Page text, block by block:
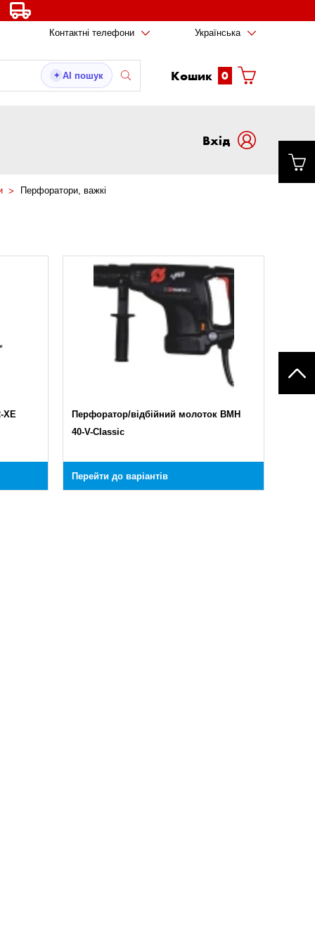
Контактні телефони Українська
✦ AI пошук Кошик 0
Вxід
Перфоратори, важкі
XE
Перфоратор/відбійний молоток BMH
40-V-Classic
Перейти до варіантів